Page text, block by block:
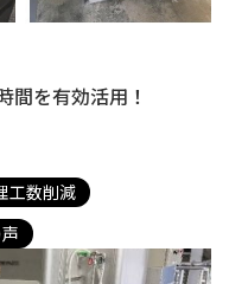
を有効活用！
工数削減